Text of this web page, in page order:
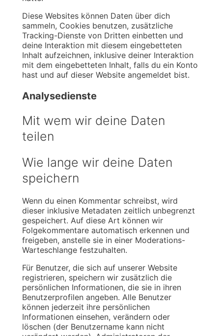
Diese Websites können Daten über dich
sammeln, Cookies benutzen, zusätzliche
Tracking-Dienste von Dritten einbetten und
deine Interaktion mit diesem eingebetteten
Inhalt aufzeichnen, inklusive deiner Interaktion
mit dem eingebetteten Inhalt, falls du ein Konto
hast und auf dieser Website angemeldet bist.
Analysedienste
Mit wem wir deine Daten
teilen
Wie lange wir deine Daten
speichern
Wenn du einen Kommentar schreibst, wird
dieser inklusive Metadaten zeitlich unbegrenzt
gespeichert. Auf diese Art können wir
Folgekommentare automatisch erkennen und
freigeben, anstelle sie in einer Moderations-
Warteschlange festzuhalten.
Für Benutzer, die sich auf unserer Website
registrieren, speichern wir zusätzlich die
persönlichen Informationen, die sie in ihren
Benutzerprofilen angeben. Alle Benutzer
können jederzeit ihre persönlichen
Informationen einsehen, verändern oder
löschen (der Benutzername kann nicht